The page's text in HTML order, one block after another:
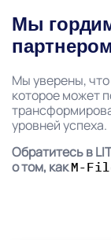
Мы
Мы уверены,
которое может
уровней успеха.
Обратитесь в
о том, какM-